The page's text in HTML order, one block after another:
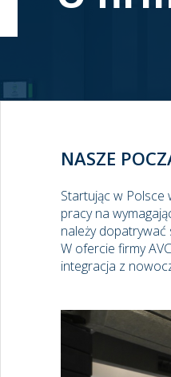
NASZE
Startując w Polsce
pracy na
należy dopatrywać
W ofercie firmy
integracja z